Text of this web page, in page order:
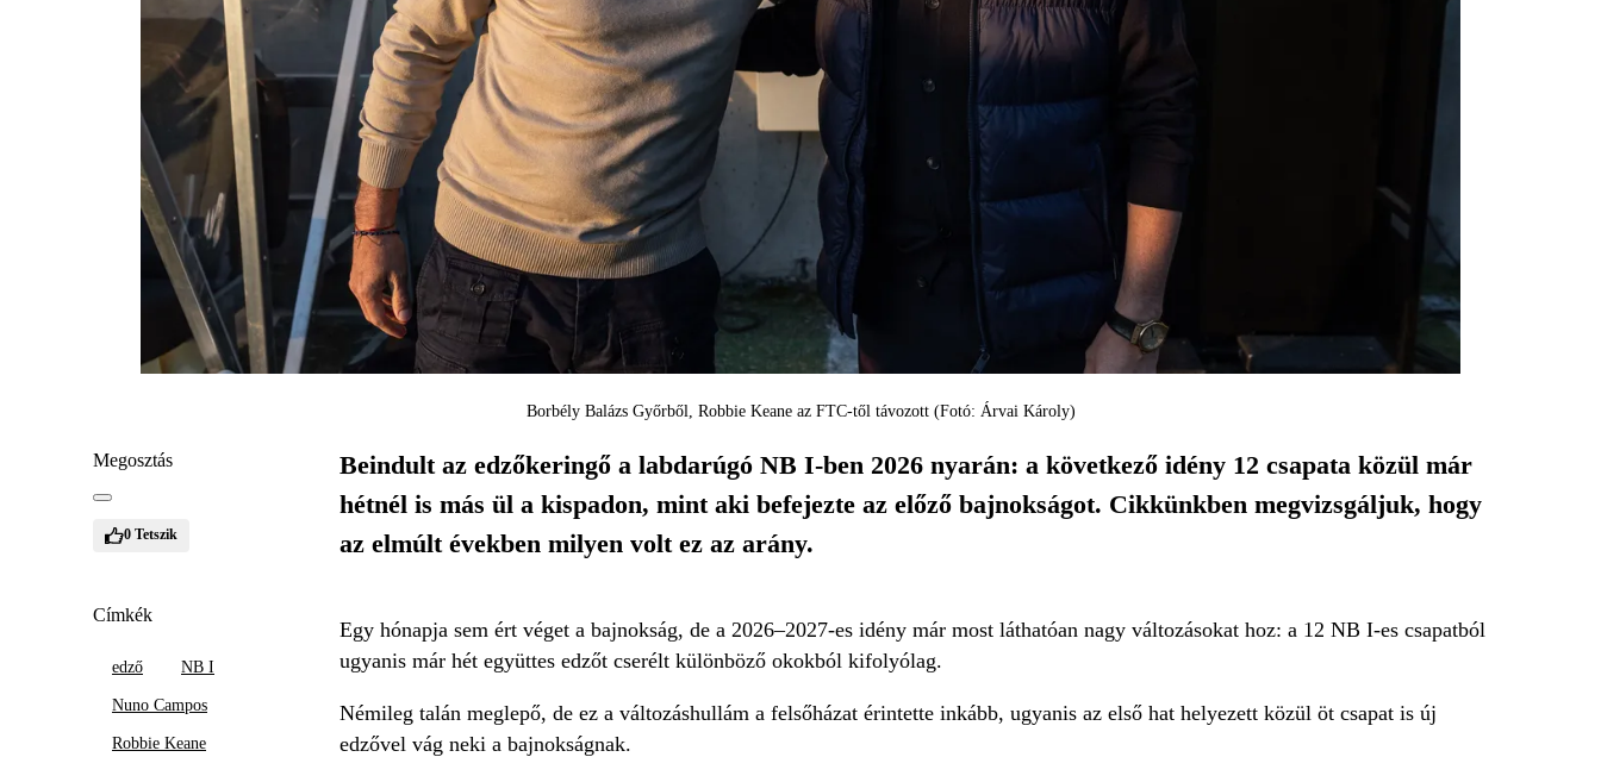
Borbély Balázs Győrből, Robbie Keane az FTC-től távozott (Fotó: Árvai Károly)
Megosztás
0 Tetszik
Címkék
edző NB I
Nuno Campos
Robbie Keane
Beindult az edzőkeringő a labdarúgó NB I-ben 2026 nyarán: a következő idény 12 csapata közül már
hétnél is más ül a kispadon, mint aki befejezte az előző bajnokságot. Cikkünkben megvizsgáljuk, hogy
az elmúlt években milyen volt ez az arány.
Egy hónapja sem ért véget a bajnokság, de a 2026–2027-es idény már most láthatóan nagy változásokat hoz: a 12 NB I-es csapatból
ugyanis már hét együttes edzőt cserélt különböző okokból kifolyólag.
Némileg talán meglepő, de ez a változáshullám a felsőházat érintette inkább, ugyanis az első hat helyezett közül öt csapat is új
edzővel vág neki a bajnokságnak.